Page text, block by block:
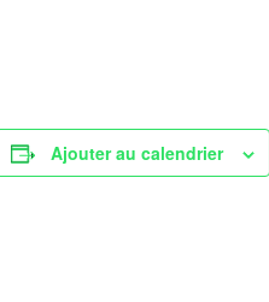
Ajouter au calendrier